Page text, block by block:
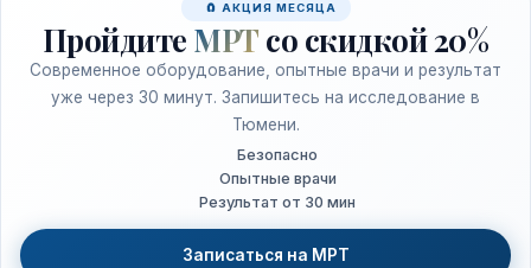
🧲 АКЦИЯ МЕСЯЦА
Пройдите МРТ со скидкой 20%
Современное оборудование, опытные врачи и результат
уже через 30 минут. Запишитесь на исследование в
Тюмени.
Безопасно
Опытные врачи
Результат от 30 мин
Записаться на МРТ